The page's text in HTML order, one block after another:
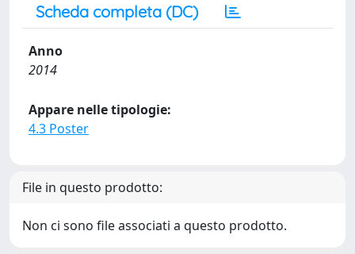
Scheda completa (DC)
Anno
2014
Appare nelle tipologie:
4.3 Poster
File in questo prodotto:
Non ci sono file associati a questo prodotto.